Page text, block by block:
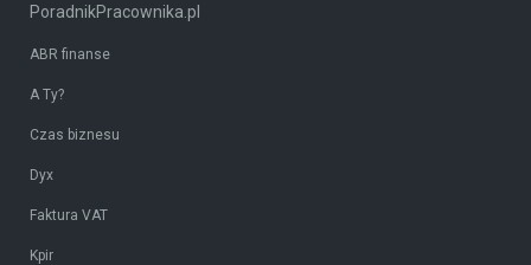
PoradnikPracownika.pl
ABR finanse
A Ty?
Czas biznesu
Dyx
Faktura VAT
Kpir